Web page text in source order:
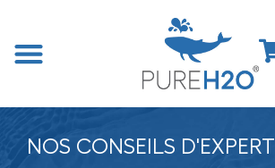
NOS CONSEILS D'EXPERT